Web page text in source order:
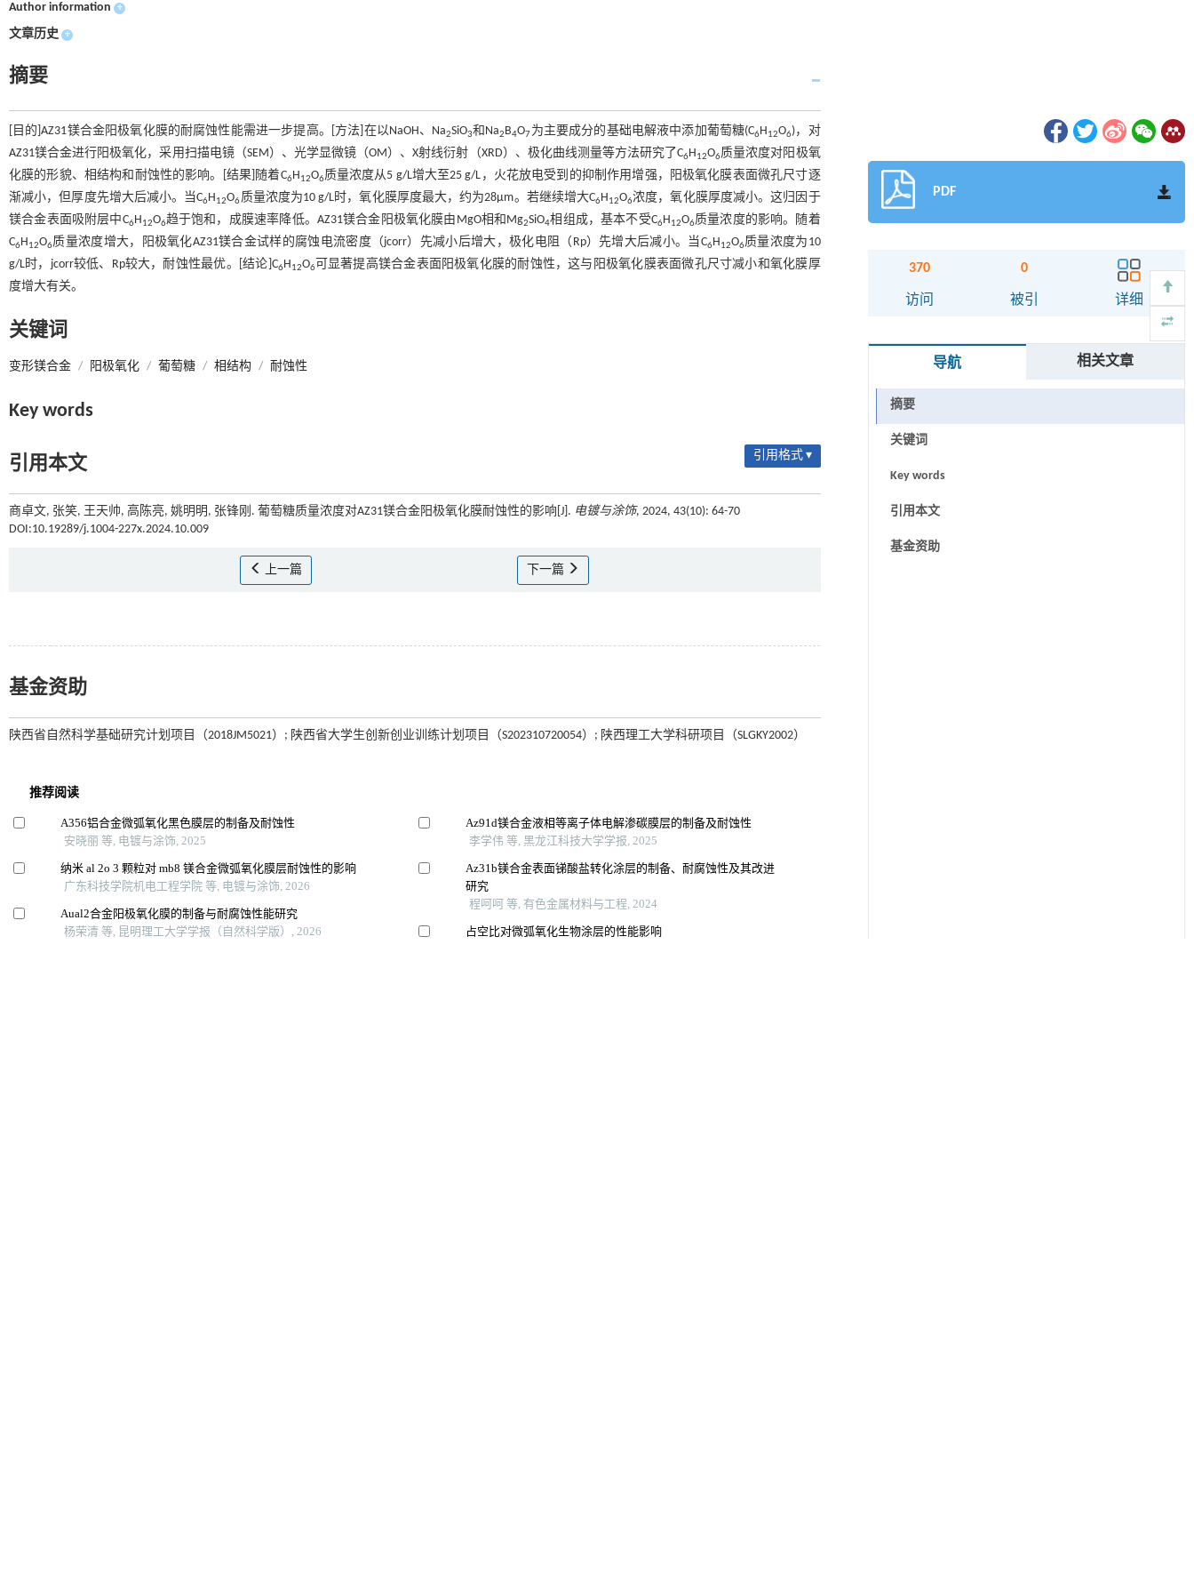
Author information +
文章历史 +
摘要
[目的]AZ31镁合金阳极氧化膜的耐腐蚀性能需进一步提高。[方法]在以NaOH、Na2SiO3和Na2B4O7为主要成分的基础电解液中添加葡萄糖(C6H12O6)，对
AZ31镁合金进行阳极氧化，采用扫描电镜（SEM）、光学显微镜（OM）、X射线衍射（XRD）、极化曲线测量等方法研究了C6H12O6质量浓度对阳极氧
化膜的形貌、相结构和耐蚀性的影响。[结果]随着C6H12O6质量浓度从5 g/L增大至25 g/L，火花放电受到的抑制作用增强，阳极氧化膜表面微孔尺寸逐
渐减小，但厚度先增大后减小。当C6H12O6质量浓度为10 g/L时，氧化膜厚度最大，约为28μm。若继续增大C6H12O6浓度，氧化膜厚度减小。这归因于
镁合金表面吸附层中C6H12O6趋于饱和，成膜速率降低。AZ31镁合金阳极氧化膜由MgO相和Mg2SiO4相组成，基本不受C6H12O6质量浓度的影响。随着
C6H12O6质量浓度增大，阳极氧化AZ31镁合金试样的腐蚀电流密度（jcorr）先减小后增大，极化电阻（Rp）先增大后减小。当C6H12O6质量浓度为10
g/L时，jcorr较低、Rp较大，耐蚀性最优。[结论]C6H12O6可显著提高镁合金表面阳极氧化膜的耐蚀性，这与阳极氧化膜表面微孔尺寸减小和氧化膜厚
度增大有关。
关键词
变形镁合金 / 阳极氧化 / 葡萄糖 / 相结构 / 耐蚀性
Key words
引用本文 引用格式 ▾
商卓文, 张笑, 王天帅, 高陈亮, 姚明明, 张锋刚. 葡萄糖质量浓度对AZ31镁合金阳极氧化膜耐蚀性的影响[J]. 电镀与涂饰, 2024, 43(10): 64-70
DOI:10.19289/j.1004-227x.2024.10.009
上一篇 下一篇
基金资助
陕西省自然科学基础研究计划项目（2018JM5021）; 陕西省大学生创新创业训练计划项目（S202310720054）; 陕西理工大学科研项目（SLGKY2002）
PDF
370
访问
0
被引 详细
导航 相关文章
摘要
关键词
Key words
引用本文
基金资助